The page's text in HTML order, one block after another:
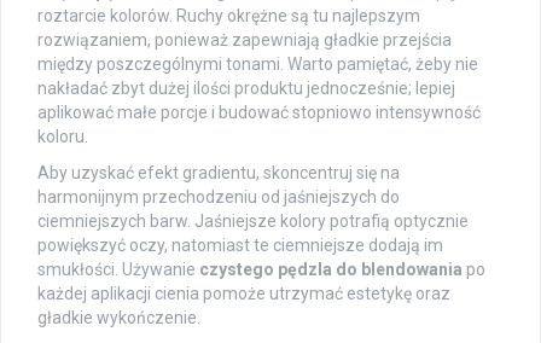
roztarcie kolorów. Ruchy okrężne są tu najlepszym
rozwiązaniem, ponieważ zapewniają gładkie przejścia
między poszczególnymi tonami. Warto pamiętać, żeby nie
nakładać zbyt dużej ilości produktu jednocześnie; lepiej
aplikować małe porcje i budować stopniowo intensywność
koloru.
Aby uzyskać efekt gradientu, skoncentruj się na
harmonijnym przechodzeniu od jaśniejszych do
ciemniejszych barw. Jaśniejsze kolory potrafią optycznie
powiększyć oczy, natomiast te ciemniejsze dodają im
smukłości. Używanie czystego pędzla do blendowania po
każdej aplikacji cienia pomoże utrzymać estetykę oraz
gładkie wykończenie.